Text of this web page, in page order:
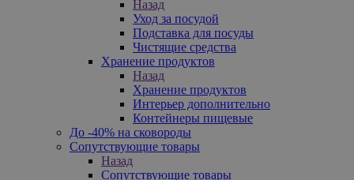
Назад
Уход за посудой
Подставка для посуды
Чистящие средства
Хранение продуктов
Назад
Хранение продуктов
Интерьер дополнительно
Контейнеры пищевые
До -40% на сковороды
Сопутствующие товары
Назад
Сопутствующие товары